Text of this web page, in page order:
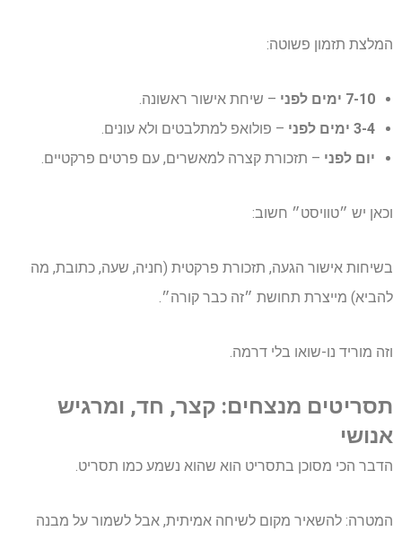
המלצת תזמון פשוטה:
7-10 ימים לפני
– שיחת אישור ראשונה.
3-4 ימים לפני
– פולואפ למתלבטים ולא עונים.
יום לפני – תזכורת קצרה למאשרים, עם פרטים פרקטיים.
וכאן יש ״טוויסט״ חשוב:
בשיחות אישור הגעה, תזכורת פרקטית (חניה, שעה, כתובת, מה
להביא) מייצרת תחושת ״זה כבר קורה״.
וזה מוריד נו-שואו בלי דרמה.
תסריטים מנצחים: קצר, חד, ומרגיש
אנושי
הדבר הכי מסוכן בתסריט הוא שהוא נשמע כמו תסריט.
המטרה: להשאיר מקום לשיחה אמיתית, אבל לשמור על מבנה